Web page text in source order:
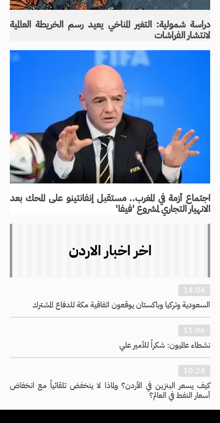
دراسة شمولية: التغير المناخي يعيد رسم الخريطة العالمية
لانتشار الفراشات
اجتماع أزمة في المغرب.. مستقبل إنفانتينو على المحك بعد
الانهيار التجاري لمشروع 'فيفا'
اخر اخبار الاردن
14:04
السعودية وتركيا وباكستان يوقعون اتفاقية مكة للدفاع المشترك
11:06
نشطاء عالميون: شكراً للأمير علي
10:24
كيف يسعر البنزين في الأردن؟ ولماذا لا ينخفض تلقائياً مع انخفاض
أسعار النفط في العالم؟